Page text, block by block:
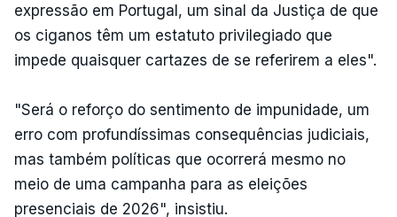
expressão em Portugal, um sinal da Justiça de que
os ciganos têm um estatuto privilegiado que
impede quaisquer cartazes de se referirem a eles".
"Será o reforço do sentimento de impunidade, um
erro com profundíssimas consequências judiciais,
mas também políticas que ocorrerá mesmo no
meio de uma campanha para as eleições
presenciais de 2026", insistiu.